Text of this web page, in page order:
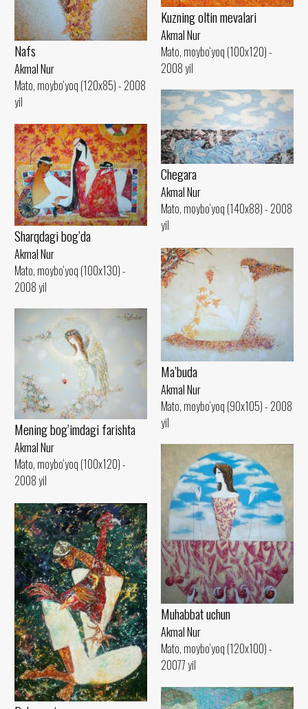
Nafs
Akmal Nur
Mato, moybo‘yoq (120x85) - 2008
yil
Kuzning oltin mevalari
Akmal Nur
Mato, moybo‘yoq (100x120) -
2008 yil
Chegara
Akmal Nur
Mato, moybo‘yoq (140x88) - 2008
yil
Sharqdagi bog’da
Akmal Nur
Mato, moybo‘yoq (100x130) -
2008 yil
Ma’buda
Akmal Nur
Mato, moybo‘yoq (90x105) - 2008
yil
Mening bog’imdagi farishta
Akmal Nur
Mato, moybo‘yoq (100x120) -
2008 yil
Muhabbat uchun
Akmal Nur
Mato, moybo‘yoq (120x100) -
20077 yil